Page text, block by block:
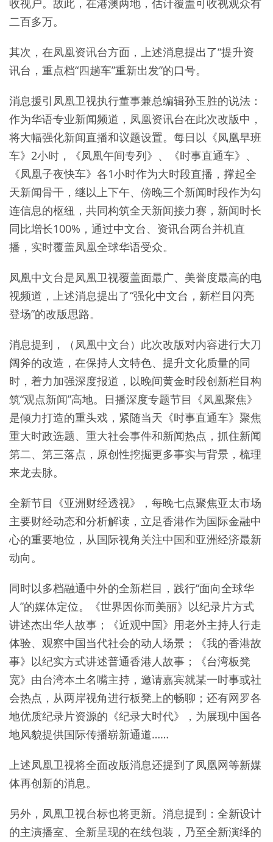
收视户。故此，在港澳两地，估计覆盖可收视观众有
二百多万。
其次，在凤凰资讯台方面，上述消息提出了“提升资
讯台，重点档“四趟车”重新出发”的口号。
消息援引凤凰卫视执行董事兼总编辑孙玉胜的说法：
作为华语专业新闻频道，凤凰资讯台在此次改版中，
将大幅强化新闻直播和议题设置。每日以《凤凰早班
车》2小时，《凤凰午间专列》、《时事直通车》、
《凤凰子夜快车》各1小时作为大时段直播，撑起全
天新闻骨干，继以上下午、傍晚三个新闻时段作为勾
连信息的枢纽，共同构筑全天新闻接力赛，新闻时长
同比增长100%，通过中文台、资讯台两台并机直
播，实时覆盖凤凰全球华语受众。
凤凰中文台是凤凰卫视覆盖面最广、美誉度最高的电
视频道，上述消息提出了“强化中文台，新栏目闪亮
登场”的改版思路。
消息提到，（凤凰中文台）此次改版对内容进行大刀
阔斧的改造，在保持人文特色、提升文化质量的同
时，着力加强深度报道，以晚间黄金时段创新栏目构
筑“观点新闻”高地。日播深度专题节目《凤凰聚焦》
是倾力打造的重头戏，紧随当天《时事直通车》聚焦
重大时政选题、重大社会事件和新闻热点，抓住新闻
第二、第三落点，原创性挖掘更多事实与背景，梳理
来龙去脉。
全新节目《亚洲财经透视》，每晚七点聚焦亚太市场
主要财经动态和分析解读，立足香港作为国际金融中
心的重要地位，从国际视角关注中国和亚洲经济最新
动向。
同时以多档融通中外的全新栏目，践行“面向全球华
人”的媒体定位。《世界因你而美丽》以纪录片方式
讲述杰出华人故事；《近观中国》用老外主持人行走
体验、观察中国当代社会的动人场景；《我的香港故
事》以纪实方式讲述普通香港人故事；《台湾板凳
宽》由台湾本土名嘴主持，邀请嘉宾就某一时事或社
会热点，从两岸视角进行板凳上的畅聊；还有网罗各
地优质纪录片资源的《纪录大时代》，为展现中国各
地风貌提供国际传播崭新通道……
上述凤凰卫视将全面改版消息还提到了凤凰网等新媒
体再创新的消息。
另外，凤凰卫视台标也将更新。消息提到：全新设计
的主演播室、全新呈现的在线包装，乃至全新演绎的